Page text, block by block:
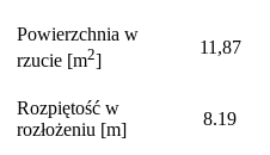
Powierzchnia w
rzucie [m2]
11,87
Rozpiętość w
rozłożeniu [m]
8.19